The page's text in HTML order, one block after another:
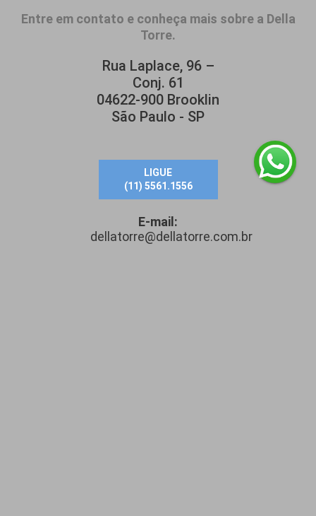
Entre em contato e conheça mais sobre a Della
Torre.
Rua Laplace, 96 –
Conj. 61
04622-900 Brooklin
São Paulo - SP
LIGUE
(11) 5561.1556
E-mail:
dellatorre@dellatorre.com.br